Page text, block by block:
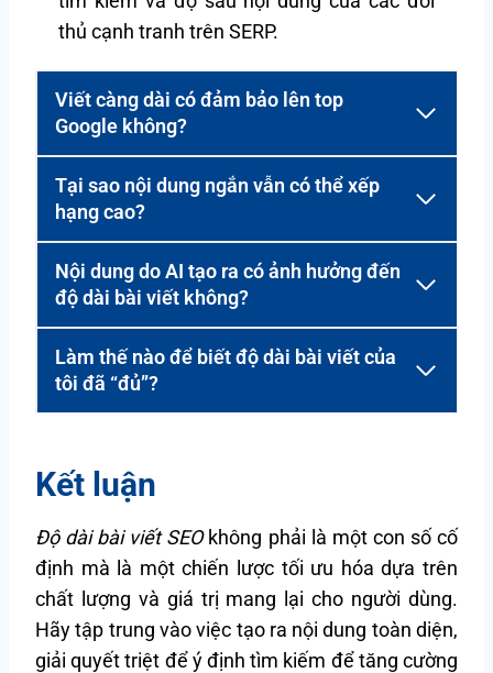
thủ cạnh tranh trên SERP.
Viết càng dài có đảm bảo lên top
Google không?
Tại sao nội dung ngắn vẫn có thể xếp
hạng cao?
Nội dung do AI tạo ra có ảnh hưởng đến
độ dài bài viết không?
Làm thế nào để biết độ dài bài viết của
tôi đã “đủ”?
Kết luận
Độ dài bài viết SEOkhông phải là một con số cố
định mà là một chiến lược tối ưu hóa dựa trên
chất lượng và giá trị mang lại cho người dùng.
Hãy tập trung vào việc tạo ra nội dung toàn diện,
giải quyết triệt để ý định tìm kiếm để tăng cường